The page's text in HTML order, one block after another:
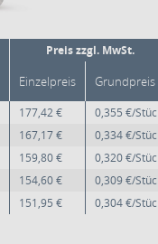
Preis zzgl. MwSt.
Einzelpreis Grundpreis
177,42 €
0,355 €/
167,17 €
0,334 €/
159,80 €
0,320 €/
154,60 €
0,309 €/
151,95 €
0,304 €/